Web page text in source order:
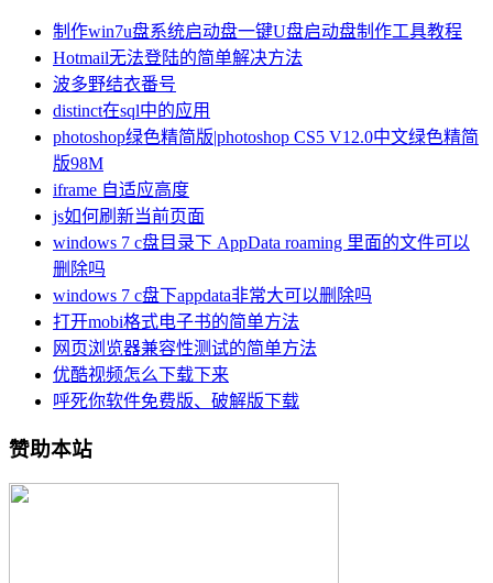
制作win7u盘系统启动盘一键U盘启动盘制作工具教程
Hotmail无法登陆的简单解决方法
波多野结衣番号
distinct在sql中的应用
photoshop绿色精简版|photoshop CS5 V12.0中文绿色精简
版98M
iframe 自适应高度
js如何刷新当前页面
windows 7 c盘目录下 AppData roaming 里面的文件可以
删除吗
windows 7 c盘下appdata非常大可以删除吗
打开mobi格式电子书的简单方法
网页浏览器兼容性测试的简单方法
优酷视频怎么下载下来
呼死你软件免费版、破解版下载
赞助本站